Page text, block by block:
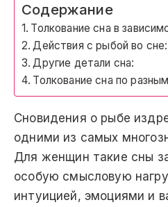
Содержание
Толкование сна в
Действия с рыбой во сне:
Другие детали сна:
Толкование сна по
Сновидения о рыбе
одними из самых
Для женщин такие сны
особую смысловую
интуицией, эмоциями и